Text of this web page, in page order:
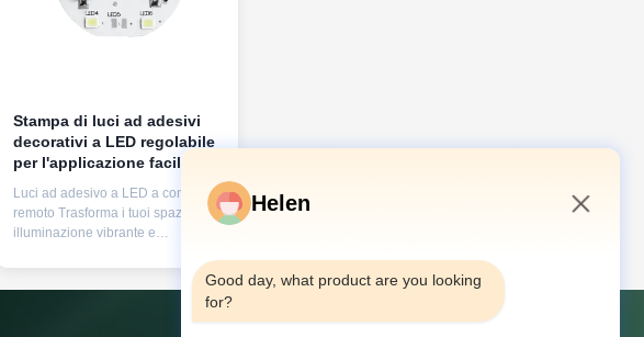
Stampa di luci ad adesivi
decorativi a LED regolabile
per l'applicazione facile e
l'illuminazione duratura
Luci ad adesivo a LED a controllo
remoto Trasforma i tuoi spazi con
illuminazione vibrante e
innovativi adesivi LED a controllo
remoto.creare punti focali
abbaglianti da superfici ordinarie.
Helen
Good day, what product are you looking
for?